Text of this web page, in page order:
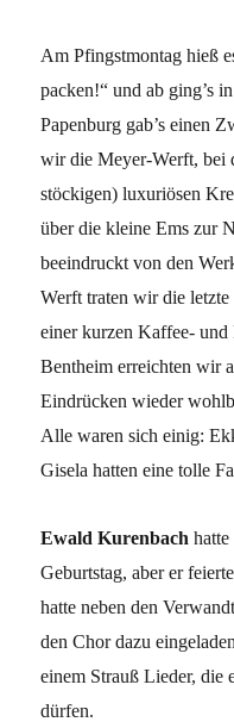
Am Pfingstmontag hieß
packen!“ und ab ging’s
Papenburg gab’s einen
wir die Meyer-Werft, bei
stöckigen) luxuriösen
über die kleine Ems zur
beeindruckt von den
Werft traten wir die
einer kurzen Kaffee- und
Bentheim erreichten wir
Eindrücken wieder
Alle waren sich einig:
Gisela hatten eine tolle
Ewald Kurenbach
Geburtstag, aber er
hatte neben den
den Chor dazu
einem Strauß Lieder, die
dürfen.